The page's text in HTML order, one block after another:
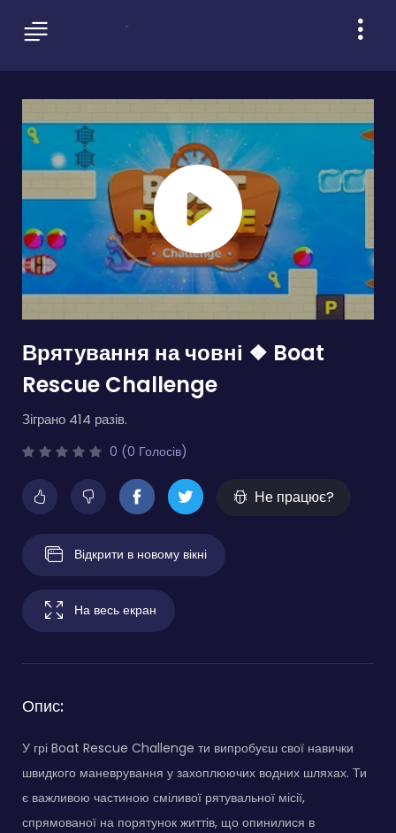
Врятування на човні ❖ Boat
Rescue Challenge
Зіграно 414 разів.
0 (0 Голосів)
Не працює?
Відкрити в новому вікні
На весь екран
Опис:
У грі Boat Rescue Challenge ти випробуєш свої навички
швидкого маневрування у захоплюючих водних шляхах. Ти
є важливою частиною сміливої рятувальної місії,
спрямованої на порятунок життів, що опинилися в